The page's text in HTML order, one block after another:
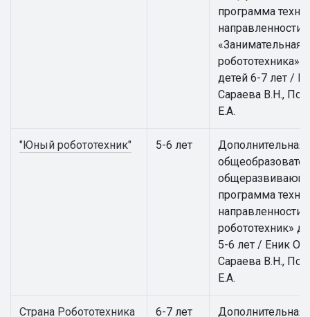
программа
направленности
«Занимательная
робототехника»
детей 6-7 лет /
Сараева В.Н.,
Е.А.
"Юный робототехник" 5-6 лет
Дополнительная
программа
робототехник»
5-6 лет / Еник
Сараева В.Н.,
Е.А.
Страна Робототехника 6-7 лет
Дополнительная